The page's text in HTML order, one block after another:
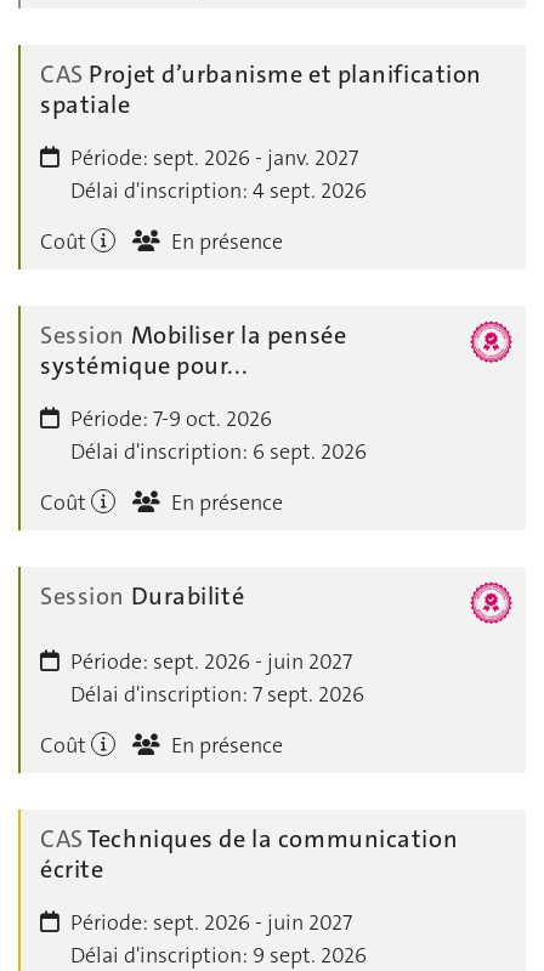
CAS Projet d’urbanisme et planification
spatiale
Période: sept. 2026 - janv. 2027
Délai d'inscription: 4 sept. 2026
Coût
En présence
Session Mobiliser la pensée
systémique pour...
Période: 7-9 oct. 2026
Délai d'inscription: 6 sept. 2026
Coût
En présence
Session Durabilité
Période: sept. 2026 - juin 2027
Délai d'inscription: 7 sept. 2026
Coût
En présence
CAS Techniques de la communication
écrite
Période: sept. 2026 - juin 2027
Délai d'inscription: 9 sept. 2026